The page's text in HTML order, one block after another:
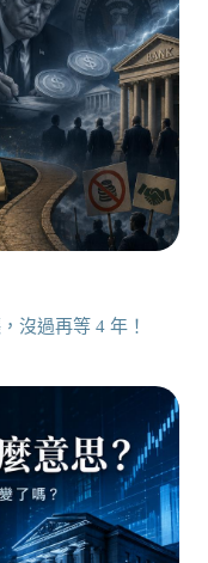
沒過再等 4 年！